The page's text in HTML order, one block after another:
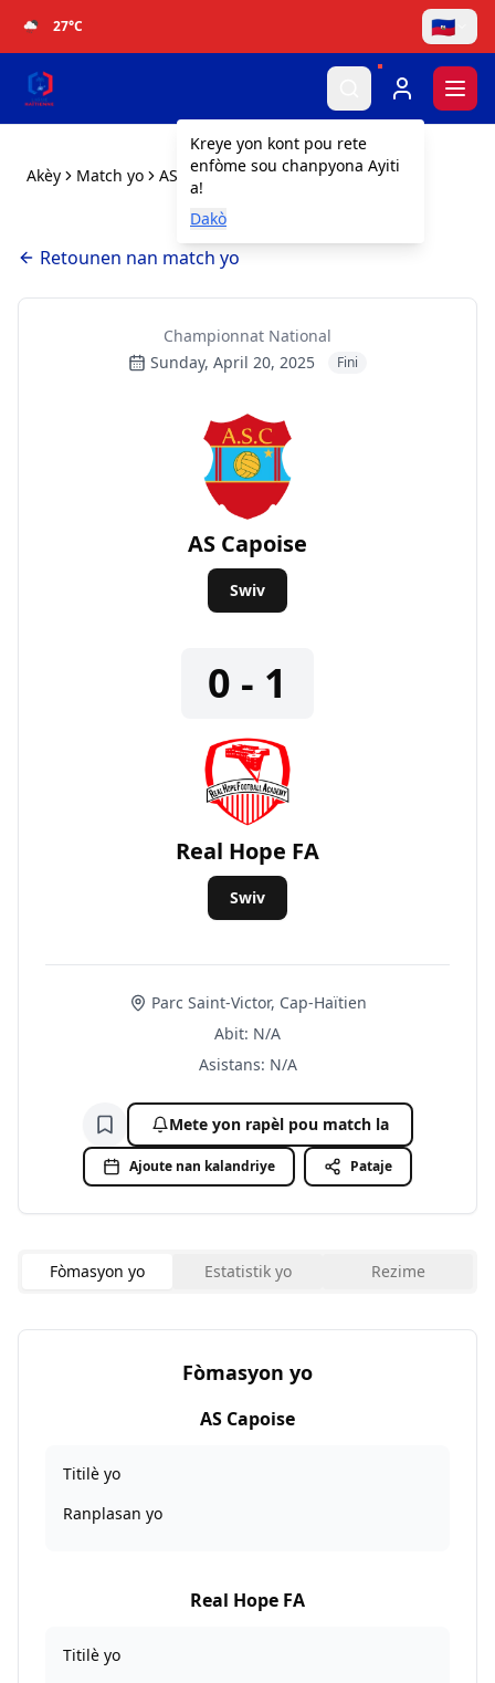
27°C 🇭🇹
Kreye yon kont pou rete
enfòme sou chanpyona Ayiti
a!
Dakò
Akèy Match yo AS Capoise vs Real Hope FA
Retounen nan match yo
Championnat National
Sunday, April 20, 2025
Fini
AS Capoise
Swiv
0 - 1
Real Hope FA
Swiv
Parc Saint-Victor, Cap-Haïtien
Abit: N/A
Asistans: N/A
Ajoute nan lis siveyans
Mete yon rapèl pou match la
Ajoute nan kalandriye Pataje
Fòmasyon yo Estatistik yo Rezime
Fòmasyon yo
AS Capoise
Titilè yo
Ranplasan yo
Real Hope FA
Titilè yo